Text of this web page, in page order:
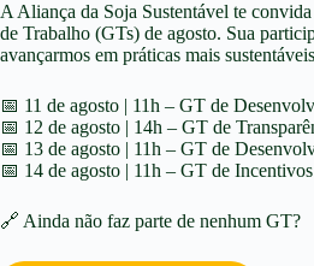
A Aliança da Soja Sustentável te
de Trabalho (GTs) de agosto. Sua
avançarmos em práticas mais
📅 11 de agosto | 11h – GT de
📅 12 de agosto | 14h – GT de
📅 13 de agosto | 11h – GT de
📅 14 de agosto | 11h – GT de
🔗 Ainda não faz parte de nenhum GT?